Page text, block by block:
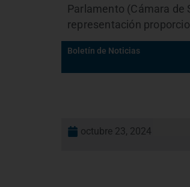
Parlamento (Cámara de
representación
Boletín de Noticias
octubre 23, 2024